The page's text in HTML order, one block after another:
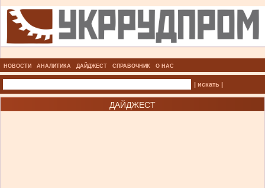
НОВОСТИ АНАЛИТИКА ДАЙДЖЕСТ СПРАВОЧНИК О НАС
| искать |
ДАЙДЖЕСТ